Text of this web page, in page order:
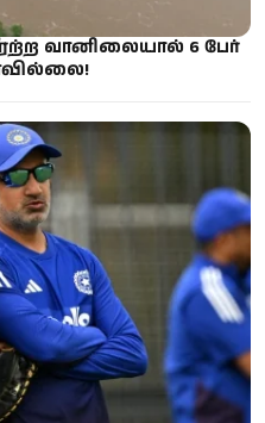
வானிலையால் 6 பேர்